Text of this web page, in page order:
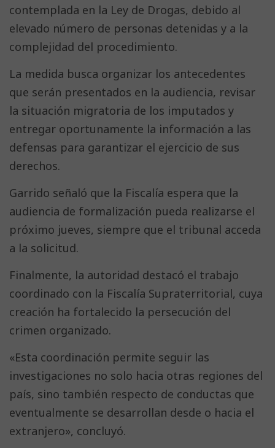
contemplada en la Ley de Drogas, debido al
elevado número de personas detenidas y a la
complejidad del procedimiento.
La medida busca organizar los antecedentes
que serán presentados en la audiencia, revisar
la situación migratoria de los imputados y
entregar oportunamente la información a las
defensas para garantizar el ejercicio de sus
derechos.
Garrido señaló que la Fiscalía espera que la
audiencia de formalización pueda realizarse el
próximo jueves, siempre que el tribunal acceda
a la solicitud.
Finalmente, la autoridad destacó el trabajo
coordinado con la Fiscalía Supraterritorial, cuya
creación ha fortalecido la persecución del
crimen organizado.
«Esta coordinación permite seguir las
investigaciones no solo hacia otras regiones del
país, sino también respecto de conductas que
eventualmente se desarrollan desde o hacia el
extranjero», concluyó.